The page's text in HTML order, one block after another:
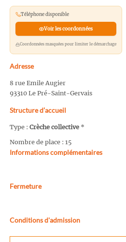
Téléphone disponible
Voir les coordonnées
Coordonnées masquées pour limiter le démarchage
Adresse
8 rue Emile Augier
93310 Le Pré-Saint-Gervais
Structure d’accueil
Type : Crèche collective *
Nombre de place : 15
Informations complémentaires
Fermeture
Conditions d'admission